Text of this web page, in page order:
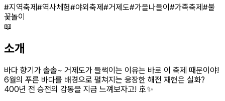
#지역축제#역사체험#야외축제#거제도#가을나들이 #가족축제#불
꽃놀이
📖
소개
바다 향기가 솔솔~ 거제도가 들썩이는 이유는 바로 이 축제 때문이야!
6월의 푸른 바다를 배경으로 펼쳐지는 웅장한 해전 재현은 실화?
400년 전 승전의 감동을 지금 느껴보자고! 🚢✨